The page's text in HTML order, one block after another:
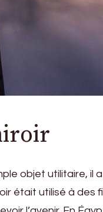
objet utilitaire,
était utilisé à des